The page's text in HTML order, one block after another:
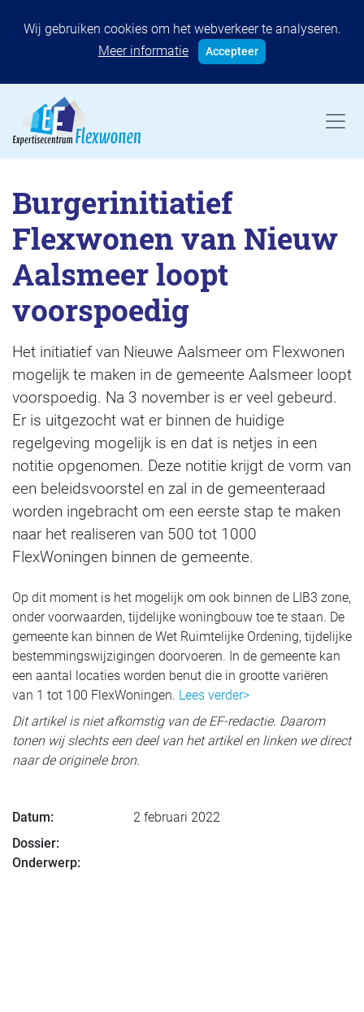
Wij gebruiken cookies om het webverkeer te analyseren.
Meer informatie
Accepteer
Burgerinitiatief
Flexwonen van Nieuw
Aalsmeer loopt
voorspoedig
Het initiatief van Nieuwe Aalsmeer om Flexwonen
mogelijk te maken in de gemeente Aalsmeer loopt
voorspoedig. Na 3 november is er veel gebeurd.
Er is uitgezocht wat er binnen de huidige
regelgeving mogelijk is en dat is netjes in een
notitie opgenomen. Deze notitie krijgt de vorm van
een beleidsvoorstel en zal in de gemeenteraad
worden ingebracht om een eerste stap te maken
naar het realiseren van 500 tot 1000
FlexWoningen binnen de gemeente.
Op dit moment is het mogelijk om ook binnen de LIB3 zone,
onder voorwaarden, tijdelijke woningbouw toe te staan. De
gemeente kan binnen de Wet Ruimtelijke Ordening, tijdelijke
bestemmingswijzigingen doorvoeren. In de gemeente kan
een aantal locaties worden benut die in grootte variëren
van 1 tot 100 FlexWoningen. Lees verder>
Dit artikel is niet afkomstig van de EF-redactie. Daarom
tonen wij slechts een deel van het artikel en linken we direct
naar de originele bron.
Datum:
2 februari 2022
Dossier:
Onderwerp: